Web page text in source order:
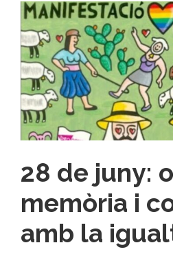
28 de juny:
memòria i
amb la